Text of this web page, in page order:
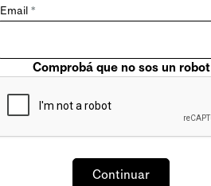
Email *
Comprobá que no sos un robot